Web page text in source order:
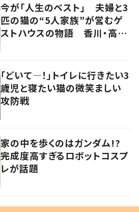
今が「人生のベスト」 夫婦と3
匹の猫の“5人家族”が営むゲ
ストハウスの物語 香川・高松
「どいて―！」トイレに行きたい3
歳児と寝たい猫の微笑ましい
攻防戦
家の中を歩くのはガンダム!?
完成度高すぎるロボットコスプ
レが話題